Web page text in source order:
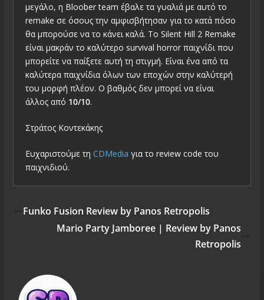
μεγάλο, η Bloober team έβαλε τα γυαλιά με αυτό το
remake σε όσους την αμφισβήτησαν για το κατά πόσο
θα μπορούσε να το κάνει καλά. Το Silent Hill 2 Remake
είναι μακράν το καλύτερο survival horror παιχνίδι που
μπορείτε να παίξετε αυτή τη στιγμή. Είναι ένα από τα
καλύτερα παιχνίδια όλων των εποχών στην καλύτερή
του μορφή πλέον. Ο βαθμός δεν μπορεί να είναι
άλλος από 10/10.
Στράτος Κοντεκάκης
Ευχαριστούμε τη CDMedia για το review code του
παιχνιδιού.
Funko Fusion Review by Panos Retropolis
Mario Party Jamboree | Review by Panos
Retropolis